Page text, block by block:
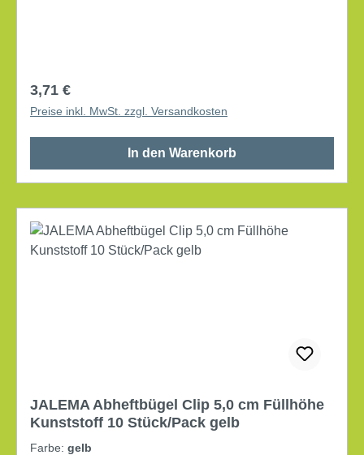
Regulärer Preis:
3,71 €
Preise inkl. MwSt. zzgl. Versandkosten
In den Warenkorb
JALEMA Abheftbügel Clip 5,0 cm Füllhöhe
Kunststoff 10 Stück/Pack gelb
Farbe: gelb